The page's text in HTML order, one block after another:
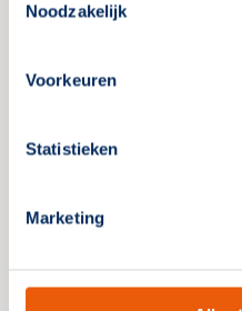
Noodzakelijk
Voorkeuren
Statistieken
Marketing
Kenniscentrum